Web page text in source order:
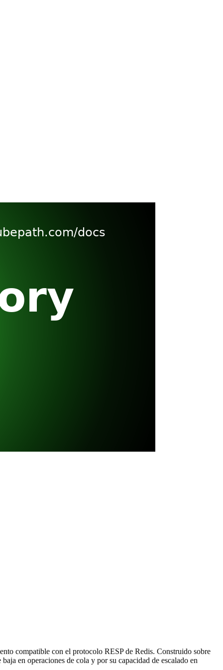
compatible con el protocolo RESP de Redis. Construido sobre
en operaciones de cola y por su capacidad de escalado en